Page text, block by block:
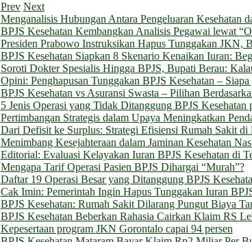
Prev Next
Menganalisis Hubungan Antara Pengeluaran Kesehatan
BPJS Kesehatan Kembangkan Analisis Pegawai lewat
Presiden Prabowo Instruksikan Hapus Tunggakan JKN,
BPJS Kesehatan Siapkan 8 Skenario Kenaikan Iuran:
Soroti Dokter Spesialis Hingga BPJS, Bupati Berau:
Opini: Penghapusan Tunggakan BPJS Kesehatan –
BPJS Kesehatan vs Asuransi Swasta – Pilihan
5 Jenis Operasi yang Tidak Ditanggung BPJS Kesehatan
Pertimbangan Strategis dalam Upaya Meningkatkan
Dari Defisit ke Surplus: Strategi Efisiensi Rumah Sakit di
Menimbang Kesejahteraan dalam Jaminan Kesehatan
Editorial: Evaluasi Kelayakan Iuran BPJS Kesehatan di
Mengapa Tarif Operasi Pasien BPJS Dihargai “Murah”?
Daftar 19 Operasi Besar yang Ditanggung BPJS
Cak Imin: Pemerintah Ingin Hapus Tunggakan Iuran
BPJS Kesehatan: Rumah Sakit Dilarang Pungut Biaya
BPJS Kesehatan Beberkan Rahasia Cairkan Klaim RS
Kepesertaan program JKN Gorontalo capai 94 persen